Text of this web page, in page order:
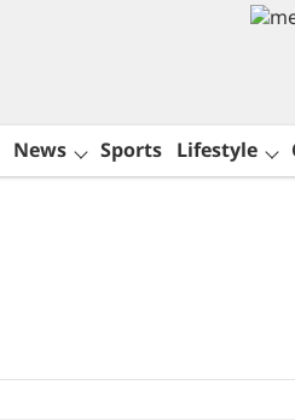
News Sports Lifestyle